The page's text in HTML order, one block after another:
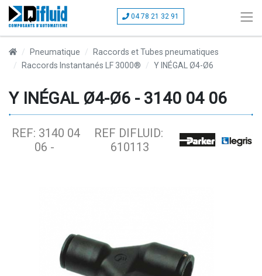
04 78 21 32 91
Pneumatique
Raccords et Tubes pneumatiques
Raccords Instantanés LF 3000®
Y INÉGAL Ø4-Ø6
Y INÉGAL Ø4-Ø6 - 3140 04 06
REF: 3140 04
06 -
REF DIFLUID:
610113